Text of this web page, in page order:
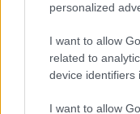
personalized
I want to allow
related to
device identifiers
I want to allow
Élénk kimchi
További
kattintson